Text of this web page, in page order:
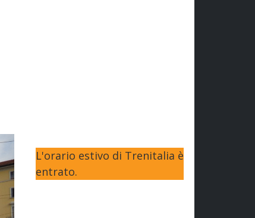
L'orario estivo di Trenitalia è
entrato.